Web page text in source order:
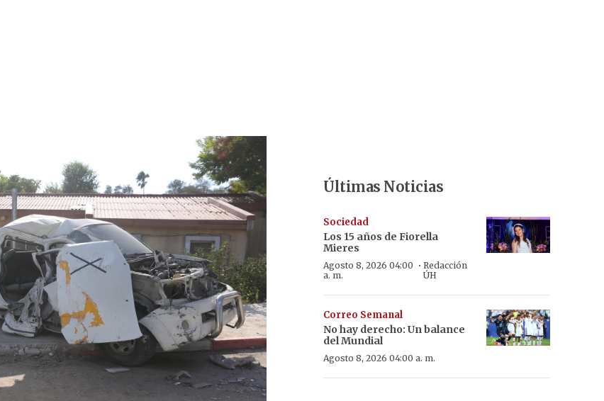
Últimas Noticias
Sociedad
Los 15 años de Fiorella
Mieres
Agosto 8, 2026 04:00
a. m.
· Redacción
ÚH
Correo Semanal
No hay derecho: Un balance
del Mundial
Agosto 8, 2026 04:00 a. m.